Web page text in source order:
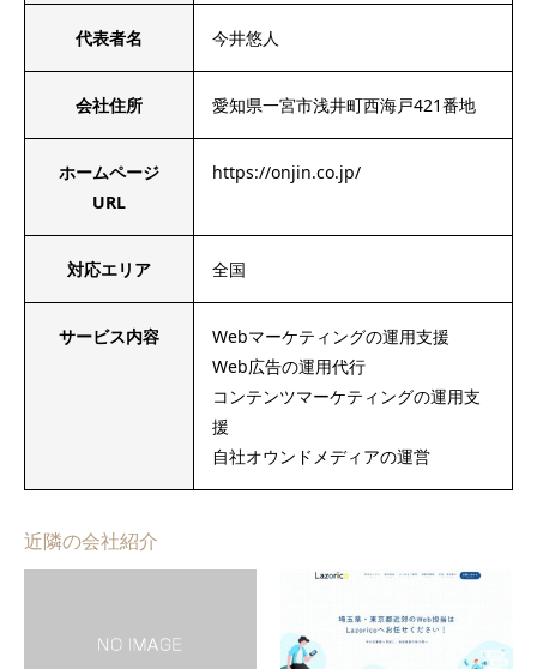
代表者名 今井悠人
会社住所 愛知県一宮市浅井町西海戸421番地
ホームページ
URL
https://onjin.co.jp/
対応エリア 全国
サービス内容
Webマーケティングの運用支援
Web広告の運用代行
コンテンツマーケティングの運用支
援
自社オウンドメディアの運営
近隣の会社紹介